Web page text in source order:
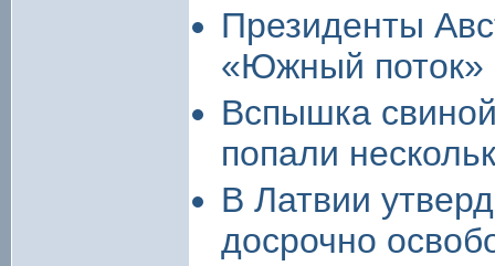
Президенты
«Южный поток»
Вспышка
попали
В Латвии
досрочно